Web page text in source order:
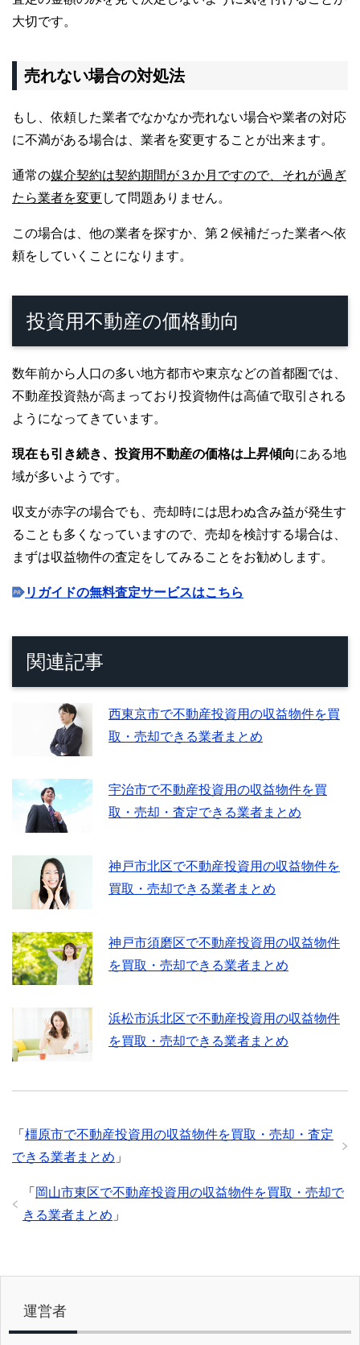
大切です。
売れない場合の対処法
もし、依頼した業者でなかなか売れない場合や業者の対応
に不満がある場合は、業者を変更することが出来ます。
通常の媒介契約は契約期間が３か月ですので、それが過ぎ
たら業者を変更 して問題ありません。
この場合は、他の業者を探すか、第２候補だった業者へ依
頼をしていくことになります。
投資用不動産の価格動向
数年前から人口の多い地方都市や東京などの首都圏では、
不動産投資熱が高まっており投資物件は高値で取引される
ようになってきています。
現在も引き続き、投資用不動産の価格は上昇傾向にある地
域が多いようです。
収支が赤字の場合でも、売却時には思わぬ含み益が発生す
ることも多くなっていますので、売却を検討する場合は、
まずは収益物件の査定をしてみることをお勧めします。
リガイドの無料査定サービスはこちら
関連記事
西東京市で不動産投資用の収益物件を買
取・売却できる業者まとめ
宇治市で不動産投資用の収益物件を買
取・売却・査定できる業者まとめ
神戸市北区で不動産投資用の収益物件を
買取・売却できる業者まとめ
神戸市須磨区で不動産投資用の収益物件
を買取・売却できる業者まとめ
浜松市浜北区で不動産投資用の収益物件
を買取・売却できる業者まとめ
「 橿原市で不動産投資用の収益物件を買取・売却・査定
できる業者まとめ 」
「 岡山市東区で不動産投資用の収益物件を買取・売却で
きる業者まとめ 」
運営者